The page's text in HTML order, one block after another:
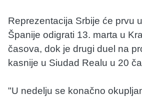
Reprezentacija Srbije će prvu
Španije odigrati 13. marta u
časova, dok je drugi duel na
kasnije u Siudad Realu u 20
"U nedelju se konačno